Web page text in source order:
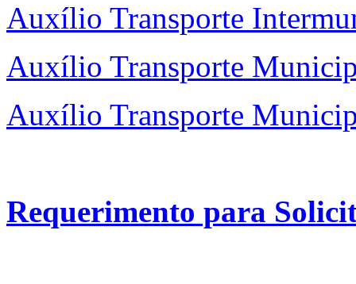
Auxílio Transporte
Auxílio Transporte
Auxílio Transporte
Requerimento para